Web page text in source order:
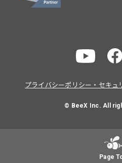
プライバシーポリシー・セキュ
© BeeX Inc. All
Page